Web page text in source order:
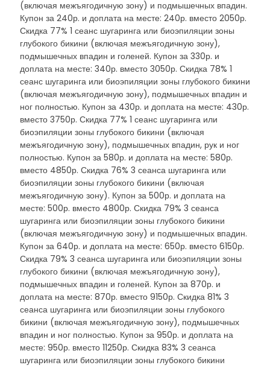
(включая межъягодичную зону) и подмышечных впадин.
Купон за 240р. и доплата на месте: 240р. вместо 2050р.
Скидка 77% 1 сеанс шугаринга или биоэпиляции зоны
глубокого бикини (включая межъягодичную зону),
подмышечных впадин и голеней. Купон за 330р. и
доплата на месте: 340р. вместо 3050р. Скидка 78% 1
сеанс шугаринга или биоэпиляции зоны глубокого бикини
(включая межъягодичную зону), подмышечных впадин и
ног полностью. Купон за 430р. и доплата на месте: 430р.
вместо 3750р. Скидка 77% 1 сеанс шугаринга или
биоэпиляции зоны глубокого бикини (включая
межъягодичную зону), подмышечных впадин, рук и ног
полностью. Купон за 580р. и доплата на месте: 580р.
вместо 4850р. Скидка 76% 3 сеанса шугаринга или
биоэпиляции зоны глубокого бикини (включая
межъягодичную зону). Купон за 500р. и доплата на
месте: 500р. вместо 4800р. Скидка 79% 3 сеанса
шугаринга или биоэпиляции зоны глубокого бикини
(включая межъягодичную зону) и подмышечных впадин.
Купон за 640р. и доплата на месте: 650р. вместо 6150р.
Скидка 79% 3 сеанса шугаринга или биоэпиляции зоны
глубокого бикини (включая межъягодичную зону),
подмышечных впадин и голеней. Купон за 870р. и
доплата на месте: 870р. вместо 9150р. Скидка 81% 3
сеанса шугаринга или биоэпиляции зоны глубокого
бикини (включая межъягодичную зону), подмышечных
впадин и ног полностью. Купон за 950р. и доплата на
месте: 950р. вместо 11250р. Скидка 83% 3 сеанса
шугаринга или биоэпиляции зоны глубокого бикини